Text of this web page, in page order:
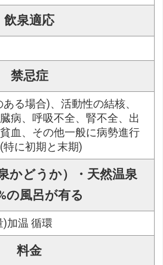
飲泉適応
禁忌症
る場合)、活動性の結核、
病、呼吸不全、腎不全、出
血、その他一般に病勢進行
に初期と末期)
かどうか）・天然温泉
の風呂が有る
)加温 循環
料金